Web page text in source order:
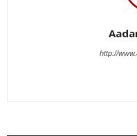
http://